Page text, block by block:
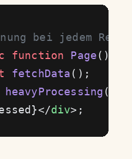
bei jedem
function Page() {
fetchData();
heavyProcessing
div>;